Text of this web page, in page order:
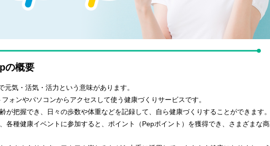
の概要
元気・活気・活力という意味があります。
ォンやパソコンからアクセスして使う健康づくりサービスです。
が把握でき、日々の歩数や体重などを記録して、自ら健康づくりすることができます
各種健康イベントに参加すると、ポイント（Pepポイント）を獲得でき、さまざまな